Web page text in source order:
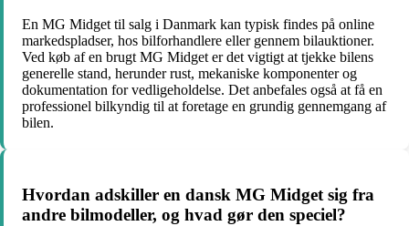
En MG Midget til salg i Danmark kan typisk findes på online
markedspladser, hos bilforhandlere eller gennem bilauktioner.
Ved køb af en brugt MG Midget er det vigtigt at tjekke bilens
generelle stand, herunder rust, mekaniske komponenter og
dokumentation for vedligeholdelse. Det anbefales også at få en
professionel bilkyndig til at foretage en grundig gennemgang af
bilen.
Hvordan adskiller en dansk MG Midget sig fra
andre bilmodeller, og hvad gør den speciel?